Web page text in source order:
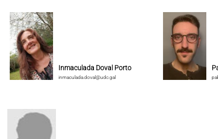
Inmaculada Doval Porto
inmaculada.doval@udc.gal